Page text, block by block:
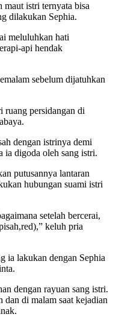
istri ternyata bisa
dilakukan Sephia.
meluluhkan hati
api hendak
sebelum dijatuhkan
ruang persidangan di
dengan istrinya demi
ia digoda oleh sang istri.
putusannya lantaran
hubungan suami istri
setelah bercerai,
keluh pria
ia lakukan dengan Sephia
dengan rayuan sang istri.
dan di malam saat kejadian